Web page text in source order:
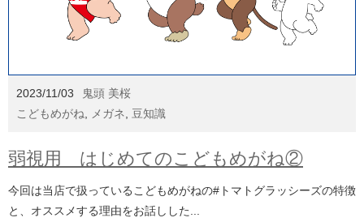
2023/11/03
鬼頭 美桜
こどもめがね
メガネ 豆知識
弱視用 はじめてのこどもめがね②
今回は当店で扱っているこどもめがねの#トマトグラッシーズの特徴
と、オススメする理由をお話しした...